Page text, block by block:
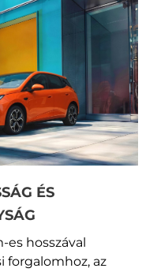
ÉS
es hosszával
forgalomhoz, az